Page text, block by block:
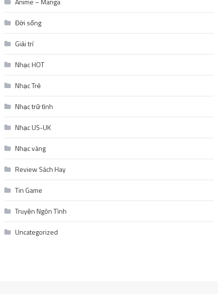
Đời sống
Giải trí
Nhạc HOT
Nhạc Trẻ
Nhạc trữ tình
Nhạc US-UK
Nhạc vàng
Review Sách Hay
Tin Game
Truyện Ngôn Tình
Uncategorized